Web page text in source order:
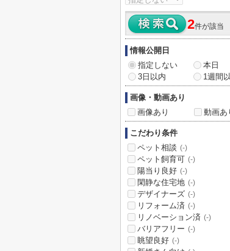
2件が該当
情報公開日
指定しない
本日
3日以内
1週間
画像・動画あり
画像あり
動画あ
こだわり条件
ペット相談 (-)
ペット飼育可 (-)
陽当り良好 (-)
閑静な住宅地 (-)
デザイナーズ (-)
リフォーム済 (-)
リノベーション済 (-)
バリアフリー (-)
眺望良好 (-)